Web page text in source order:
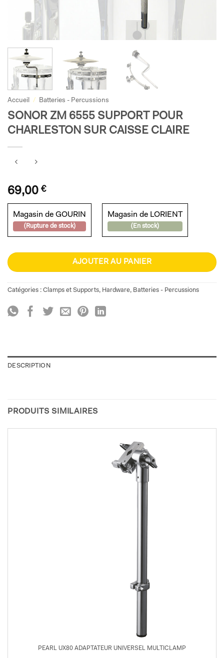
Accueil / Batteries - Percussions
SONOR ZM 6555 SUPPORT POUR
CHARLESTON SUR CAISSE CLAIRE
69,00 €
Magasin de GOURIN
(Rupture de stock)
Magasin de LORIENT
(En stock)
AJOUTER AU PANIER
Catégories : Clamps et Supports, Hardware, Batteries - Percussions
DESCRIPTION
PRODUITS SIMILAIRES
PEARL UX80 ADAPTATEUR UNIVERSEL MULTICLAMP